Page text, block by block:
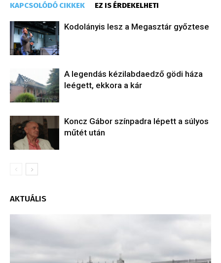
KAPCSOLÓDÓ CIKKEK EZ IS ÉRDEKELHETI
Kodolányis lesz a Megasztár győztese
A legendás kézilabdaedző gödi háza
leégett, ekkora a kár
Koncz Gábor színpadra lépett a súlyos
műtét után
AKTUÁLIS